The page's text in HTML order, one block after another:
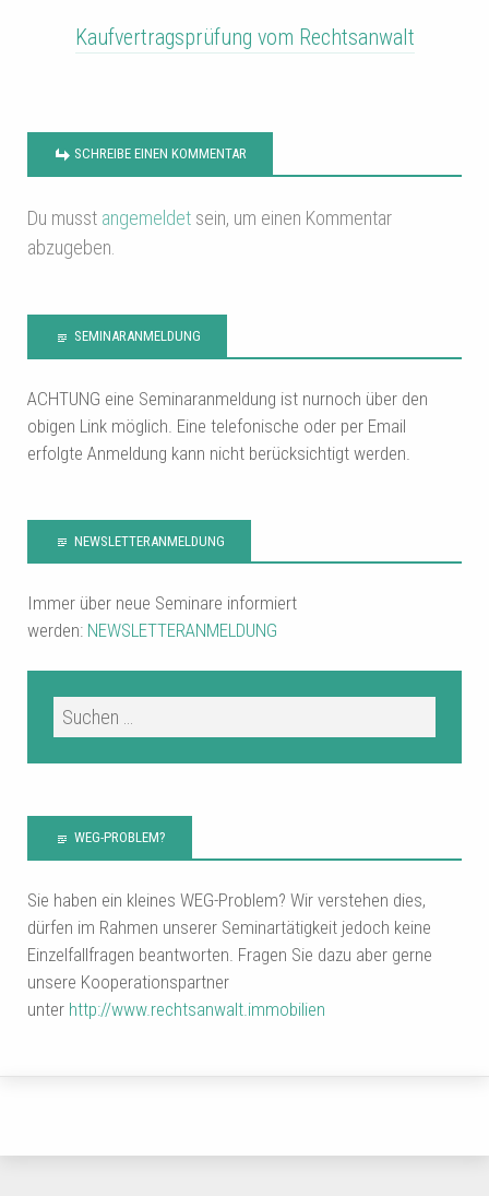
Kaufvertragsprüfung vom Rechtsanwalt
SCHREIBE EINEN KOMMENTAR
Du musst angemeldet sein, um einen Kommentar
abzugeben.
SEMINARANMELDUNG
ACHTUNG eine Seminaranmeldung ist nurnoch über den
obigen Link möglich. Eine telefonische oder per Email
erfolgte Anmeldung kann nicht berücksichtigt werden.
NEWSLETTERANMELDUNG
Immer über neue Seminare informiert
werden: NEWSLETTERANMELDUNG
WEG-PROBLEM?
Sie haben ein kleines WEG-Problem? Wir verstehen dies,
dürfen im Rahmen unserer Seminartätigkeit jedoch keine
Einzelfallfragen beantworten. Fragen Sie dazu aber gerne
unsere Kooperationspartner
unter http://www.rechtsanwalt.immobilien